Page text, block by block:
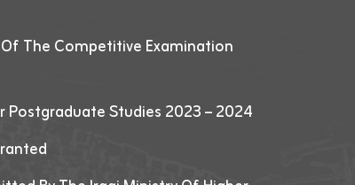
The Competitive Examination
Studies 2023 – 2024